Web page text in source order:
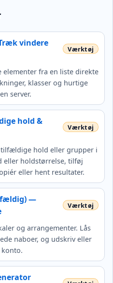
vindere
fra en liste direkte
klasser og hurtige
server.
hold &
tilfældige hold eller grupper i
eller holdstørrelse, tilføj
eller hent resultater.
—
og arrangementer. Lås
naboer, og udskriv eller
konto.